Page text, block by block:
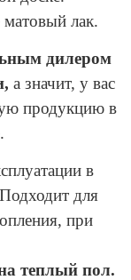
лак.
дилером
а значит, у вас
продукцию в
в
для
при
теплый пол.